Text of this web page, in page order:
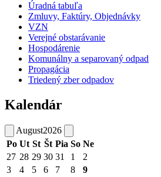
Úradná tabuľa
Zmluvy, Faktúry, Objednávky
VZN
Verejné obstarávanie
Hospodárenie
Komunálny a separovaný odpad
Propagácia
Triedený zber odpadov
Kalendár
August2026
Po Ut St Št Pia So Ne
27 28 29 30 31 1
2
3
4 5 6 7 8
9